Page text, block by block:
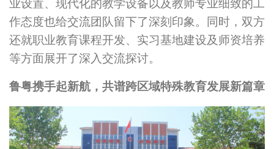
业设置、现代化的教学设备以及教师专业细致的工
作态度也给交流团队留下了深刻印象。同时，双方
还就职业教育课程开发、实习基地建设及师资培养
等方面展开了深入交流探讨。
鲁粤携手起新航，共谱跨区域特殊教育发展新篇章